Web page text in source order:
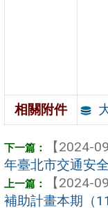
相關附件
【2024-
年臺北市交通安
【2024-
補助計畫本期（